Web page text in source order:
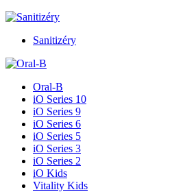
Sanitizéry
Oral-B
iO Series 10
iO Series 9
iO Series 6
iO Series 5
iO Series 3
iO Series 2
iO Kids
Vitality Kids